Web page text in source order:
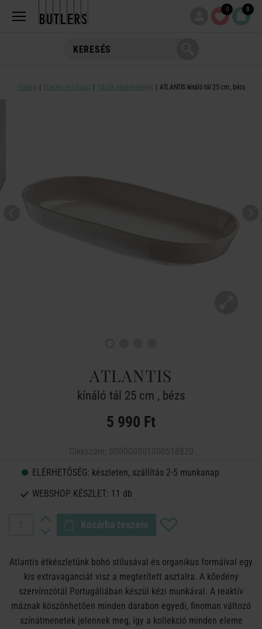
0 0
Főoldal Étkezés és tálalás Tálcák, tálalóedények ATLANTIS kínáló tál 25 cm , bézs
ATLANTIS
kínáló tál 25 cm , bézs
5 990 Ft
ELÉRHETŐSÉG: készleten, szállítás 2-5 munkanap
WEBSHOP KÉSZLET: 11 db
Kosárba teszem
Atlantis étkészletünk bohó stílusával és organikus formáival egy
kis extravaganciát visz a megterített asztalra. A kőedény
szervírozótál Portugáliában készül kézi munkával. A reaktív
máznak köszönhetően minden darabon egyedi, finoman változó
színátmenetek jelennek meg, így a kollekció minden eleme